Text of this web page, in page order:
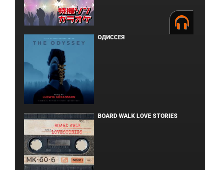
ОДИССЕЯ
BOARD WALK LOVE STORIES